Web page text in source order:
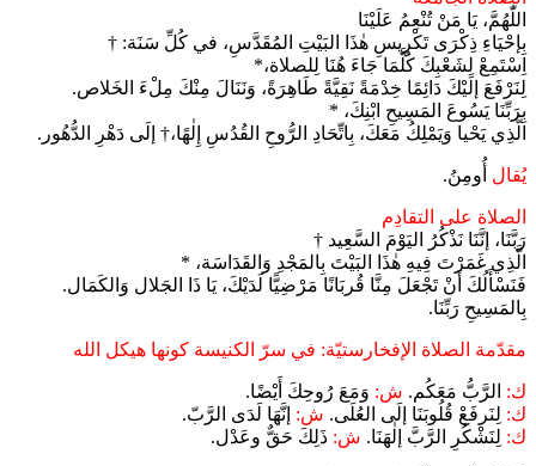
اللّٰهُمَّ، يَا مَنْ تُنْعِمُ عَلَيْنَا
بِإحْيَاءِ ذِكْرَى تَكْرِيسِ هٰذَا البَيْتِ المُقَدَّسِ، في كُلِّ سَنَة: †
اِسْتَمِعْ لِشَعْبِكَ كُلَّمَا جَاءَ هُنَا لِلصلاة،*
لِنَرْفَعَ إلَيْكَ دَائِمًا خِدْمَةً نَقِيَّةً طَاهِرَةً، وَنَنَالَ مِنْكَ مِلْءَ الخَلاص.
بِرَبِّنَا يَسُوعَ المَسِيحِ ابْنِكَ، *
الَّذِي يَحْيا وَيَمْلِكُ مَعَكَ، بِاتِّحَادِ الرُّوحِ القُدُسِ إِلٰهًا،† إلَى دَهْرِ الدُّهُور.
يُقال أُومِنُ.
الصلاة على التقادِم
رَبَّنَا، إنَّنَا نَذْكُرُ اليَوْمَ السَّعِيد †
الَّذِي غَمَرْتَ فِيهِ هٰذَا البَيْتَ بِالمَجْدِ وَالقَدَاسَة، *
فَنَسْأَلُكَ أَنْ تَجْعَلَ مِنَّا قُربَانًا مَرْضِيًّا لَدَيْكَ، يَا ذَا الجَلال وَالكَمَال.
بِالمَسِيحِ رَبِّنَا.
مقدّمة الصلاة الإفخارستيّة: في سرّ الكنيسة كونها هيكل الله
ك: الرَّبُّ مَعَكُم. ش: وَمَعَ رُوحِكَ أَيْضًا.
ك: لِنَرفَعْ قُلُوبَنَا إلَى العُلَى. ش: إنَّهَا لَدَى الرَّبّ.
ك: لِنَشْكُرِ الرَّبَّ إلٰهَنَا. ش: ذَلِكَ حَقٌّ وعَدْل.